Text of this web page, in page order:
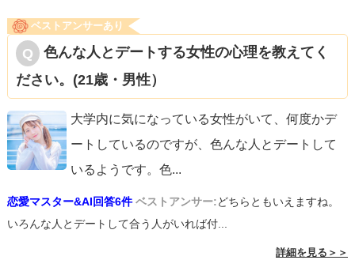
ベストアンサーあり
色んな人とデートする女性の心理を教えてく
ださい。(21歳・男性）
大学内に気になっている女性がいて、何度かデ
ートしているのですが、色んな人とデートして
いるようです。色...
恋愛マスター&AI回答6件 ベストアンサー:どちらともいえますね。
いろんな人とデートして合う人がいれば付...
詳細を見る＞＞